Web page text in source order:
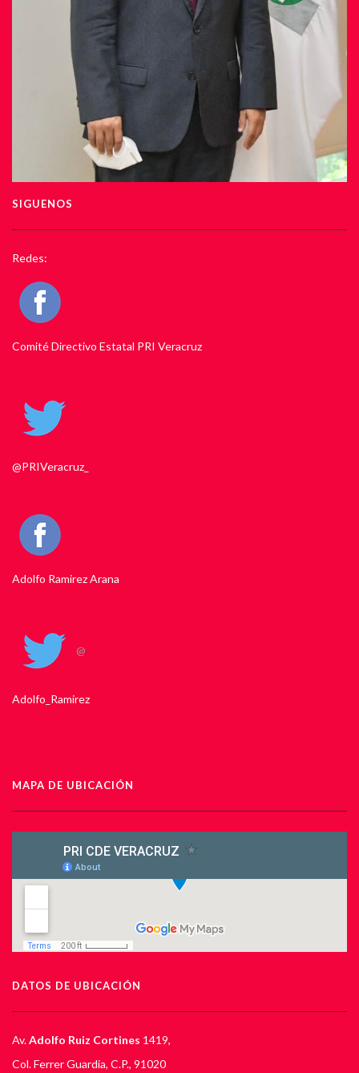
SIGUENOS
Redes:
Comité Directivo Estatal PRI Veracruz
@PRIVeracruz_
Adolfo Ramirez Arana
@
Adolfo_Ramirez
MAPA DE UBICACIÓN
DATOS DE UBICACIÓN
Av.Adolfo Ruiz Cortines 1419,
Col. Ferrer Guardia, C.P., 91020